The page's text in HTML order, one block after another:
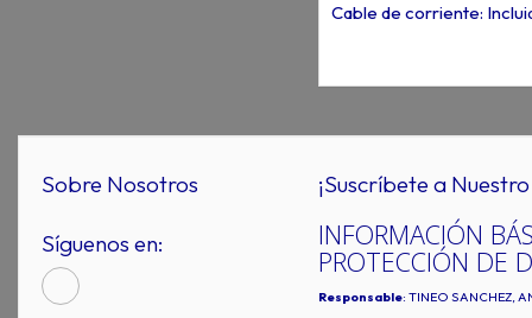
Cable de corriente:
Sobre Nosotros
Síguenos en:
¡Suscríbete a
INFORMACIÓN
PROTECCIÓN DE
Responsable: TINEO SANCHEZ,